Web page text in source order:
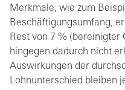
Merkmale, wie zum
Beschäftigungsumfang,
Rest von 7 % (bereinigter
hingegen dadurch nicht
Auswirkungen der
Lohnunterschied bleiben